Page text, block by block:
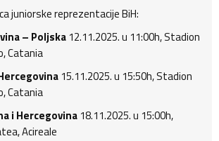
juniorske reprezentacije BiH:
– Poljska 12.11.2025. u 11:00h, Stadion
Catania
15.11.2025. u 15:50h, Stadion
Catania
i Hercegovina 18.11.2025. u 15:00h,
Acireale